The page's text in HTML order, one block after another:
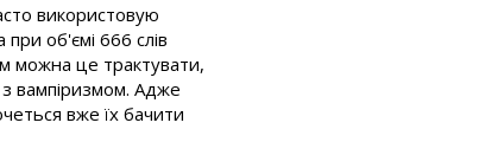
використовую
об'ємі 666 слів
можна це трактувати,
з вампіризмом. Адже
вже їх бачити